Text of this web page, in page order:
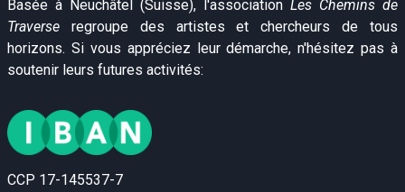
Basée à Neuchâtel (Suisse), l'association Les Chemins de
Traverse regroupe des artistes et chercheurs de tous
horizons. Si vous appréciez leur démarche, n'hésitez pas à
soutenir leurs futures activités:
CCP 17-145537-7